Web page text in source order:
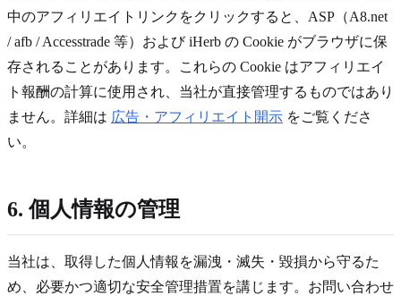
中のアフィリエイトリンクをクリックすると、ASP（A8.net
/ afb / Accesstrade 等）および iHerb の Cookie がブラウザに保
存されることがあります。これらの Cookie はアフィリエイ
ト報酬の計算に使用され、当社が直接管理するものではあり
ません。詳細は 広告・アフィリエイト開示 をご覧くださ
い。
6. 個人情報の管理
当社は、取得した個人情報を漏洩・滅失・毀損から守るた
め、必要かつ適切な安全管理措置を講じます。お問い合わせ